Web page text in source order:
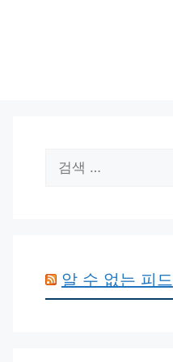
색:
알 수 없는 피드